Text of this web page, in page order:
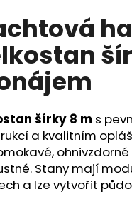
šírky 8 m s
a kvalitním
Stany mají
a lze vytvořit